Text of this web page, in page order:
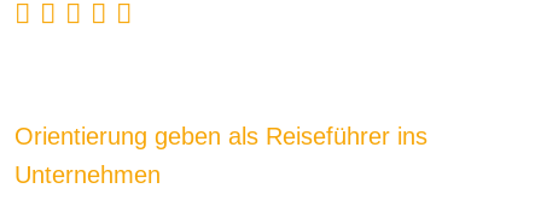
Orientierung geben als Reiseführer ins
Unternehmen